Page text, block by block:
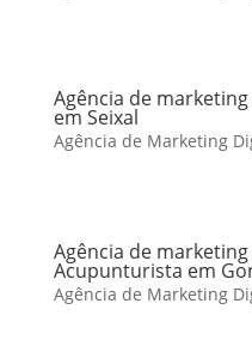
Agência de
em Seixal
Agência de Marketing
Agência de
Acupunturista em
Agência de Marketing